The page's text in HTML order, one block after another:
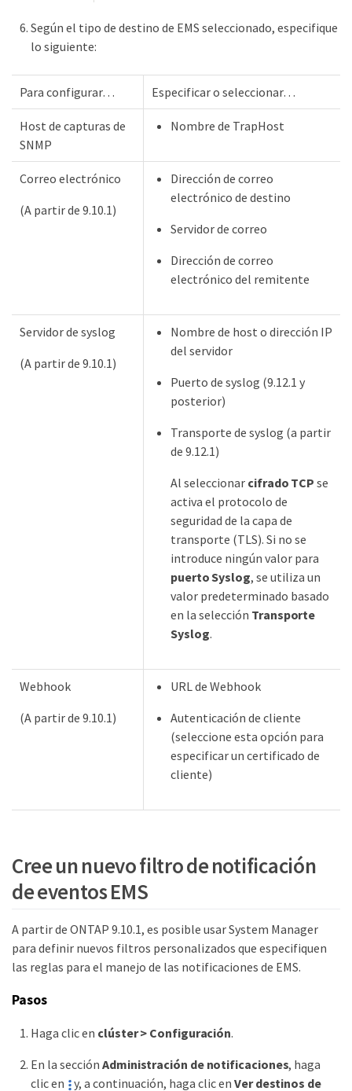
Según el tipo de destino de EMS seleccionado, especifique
lo siguiente:
Para configurar… Especificar o seleccionar…
Host de capturas de
SNMP
Nombre de TrapHost
Correo electrónico
(A partir de 9.10.1)
Dirección de correo
electrónico de destino
Servidor de correo
Dirección de correo
electrónico del remitente
Servidor de syslog
(A partir de 9.10.1)
Nombre de host o dirección IP
del servidor
Puerto de syslog (9.12.1 y
posterior)
Transporte de syslog (a partir
de 9.12.1)
Al seleccionar cifrado TCP se
activa el protocolo de
seguridad de la capa de
transporte (TLS). Si no se
introduce ningún valor para
puerto Syslog, se utiliza un
valor predeterminado basado
en la selección Transporte
Syslog.
Webhook
(A partir de 9.10.1)
URL de Webhook
Autenticación de cliente
(seleccione esta opción para
especificar un certificado de
cliente)
Cree un nuevo filtro de notificación
de eventos EMS
A partir de ONTAP 9.10.1, es posible usar System Manager
para definir nuevos filtros personalizados que especifiquen
las reglas para el manejo de las notificaciones de EMS.
Pasos
Haga clic en clúster > Configuración.
En la sección Administración de notificaciones, haga
clic en
y, a continuación, haga clic en Ver destinos de